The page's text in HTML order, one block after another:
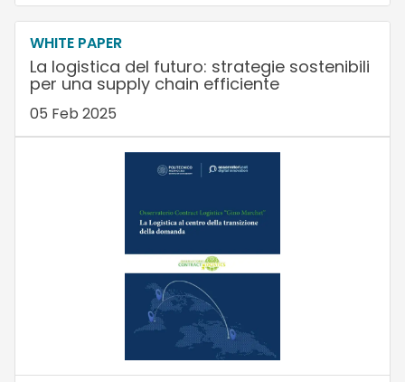
WHITE PAPER
La logistica del futuro: strategie sostenibili
per una supply chain efficiente
05 Feb 2025